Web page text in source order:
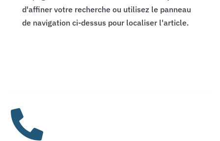
d'affiner votre recherche ou utilisez le panneau
de navigation ci-dessus pour localiser l'article.
